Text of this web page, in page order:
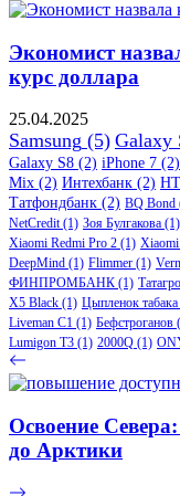
Экономист
курс доллара
25.04.2025
Samsung (5) Galaxy
Galaxy S8 (2) iPhone 7 (2)
Mix (2) Интехбанк (2)
Татфондбанк (2) BQ Bond
NetCredit(1) Зоя Булгакова (1)
Xiaomi Redmi Pro 2 (1)
DeepMind (1) Flimmer (1)
ФИНПРОМБАНК (1)
X5 Black (1) Цыпленок табака
Liveman C1 (1) Бефстроганов
Lumigon T3 (1) 2000Q (1)
Освоение
до Арктики